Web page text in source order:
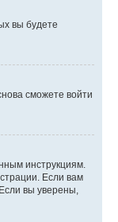
вы будете
сможете войти
инструкциям.
Если вам
вы уверены,